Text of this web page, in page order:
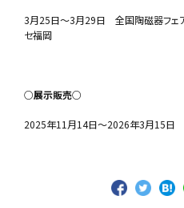
3月25日〜3月29日 全国陶磁器フ
セ福岡
○展示販売○
2025年11月14日〜2026年3月15日